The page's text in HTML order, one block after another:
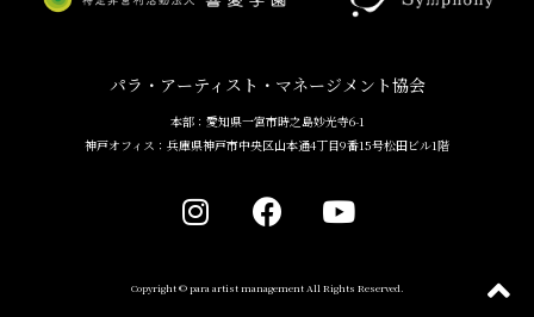
パラ・アーティスト・マネージメント協会
本部：愛知県一宮市時之島妙光寺6-1
神戸オフィス：兵庫県神戸市中央区山本通4丁目9番15号松田ビル1階
Copyright © para artist management All Rights Reserved.